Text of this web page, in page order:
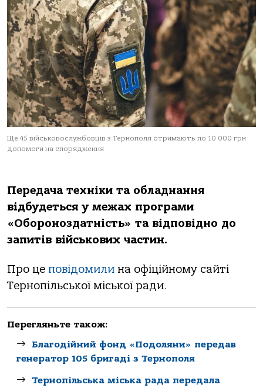
Ще 45 військовослужбовців з Тернополя отримають по 10 000 грн
допомоги на спорядження
Передача техніки та обладнання
відбудеться у межах програми
«Обороноздатність» та відповідно до
запитів військових частин.
Про це повідомили на офіційному сайті
Тернопільської міської ради.
Перегляньте також:
Благодійний фонд «Подоляни» передав
генератор 105 бригаді з Тернополя
Тернопільська міська рада передала